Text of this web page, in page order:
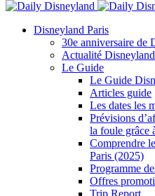
Disneyland Paris
30e anniversaire de
Actualité
Le Guide
Le Guide
Articles guide
Les dates les
Prévisions
la foule grâce
Comprendre
Paris (2025)
Programme
Offres
Trip Report